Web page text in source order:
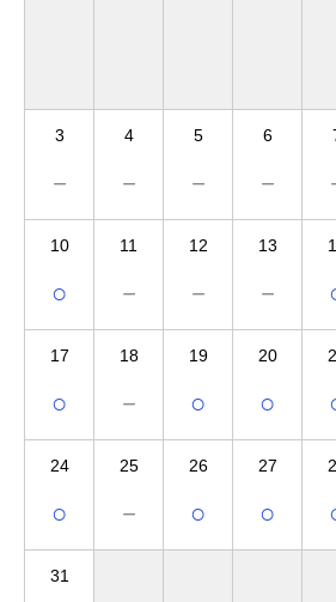
3
－
4
－
5
－
6
－
10
○
11
－
12
－
13
－
17
○
18
－
19
○
20
○
24
○
25
－
26
○
27
○
31